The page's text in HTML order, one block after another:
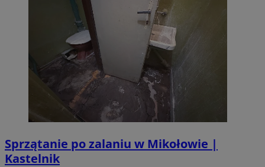
Sprzątanie po zalaniu w Mikołowie |
Kastelnik